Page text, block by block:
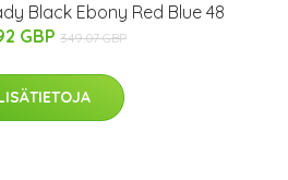
Black Ebony Red Blue 48
GBP 349.07 GBP